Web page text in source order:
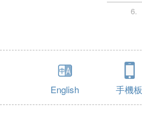
6.
English 手機板